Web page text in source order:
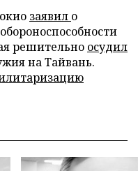
заявил о
решительно осудил
на Тайвань.